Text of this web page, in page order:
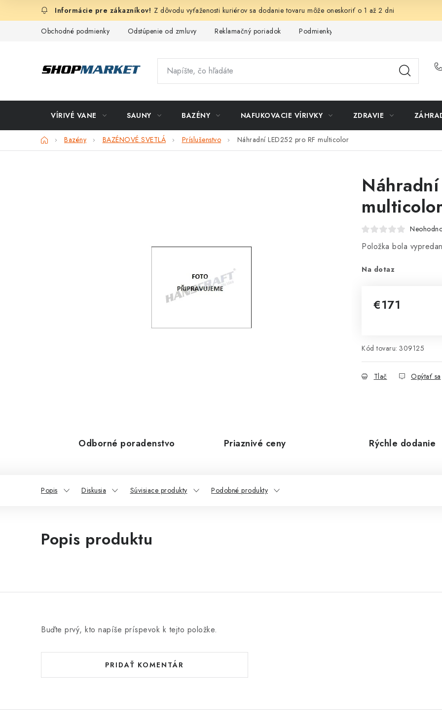
Z dôvodu vyťaženosti kuriérov sa dodanie tovaru môže oneskoriť o 1 až 2 dni
Obchodné podmienky Odstúpenie od zmluvy Reklamačný poriadok Podmienky ochrany osobných údajov
VÍRIVÉ VANE SAUNY BAZÉNY NAFUKOVACIE VÍRIVKY ZDRAVIE
DomovBazény BAZÉNOVÉ SVETLÁ Príslušenstvo Náhradní LED252 pro RF multicolor
Položka bola
Na dotaz
€171
Kód tovaru: 309125
Tlač Opýtať sa
Odborné poradenstvo Priaznivé ceny Rýchle dodanie
Popis Diskusia Súvisiace produkty Podobné produkty
Popis produktu
Buďte prvý, kto napíše príspevok k tejto položke.
PRIDAŤ KOMENTÁR